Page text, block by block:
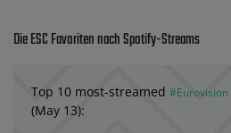
Die ESC Favoriten nach Spotify-Streams
Top 10 most-streamed #Eurovision
(May 13):